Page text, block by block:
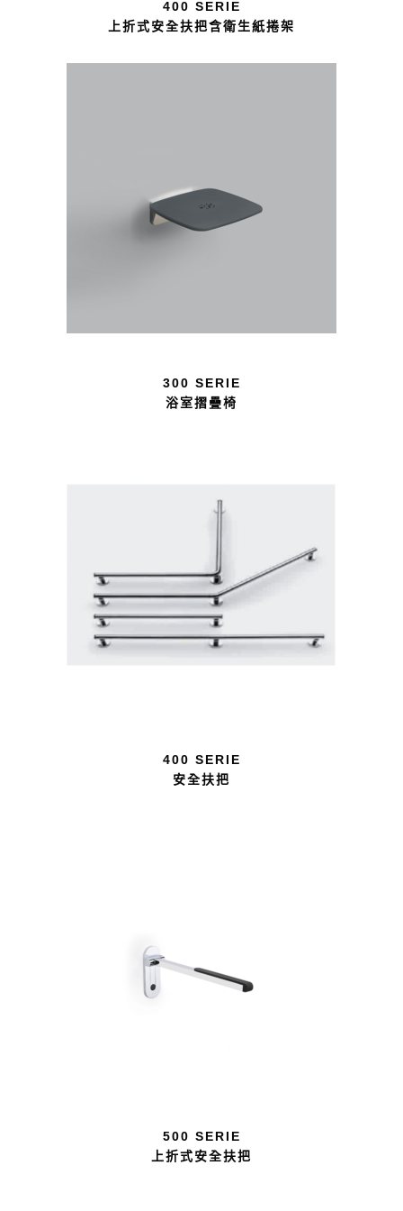
400 SERIE
上折式安全扶把含衛生紙捲架
300 SERIE
浴室摺疊椅
400 SERIE
安全扶把
500 SERIE
上折式安全扶把